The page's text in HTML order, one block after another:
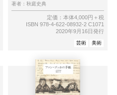
著者： 秋庭史典
定価：本体4,000円＋税
ISBN 978-4-622-08932-2 C1071
2020年9月16日発行
芸術 美術